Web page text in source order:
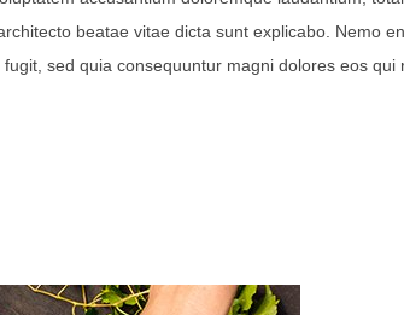
beatae vitae dicta sunt explicabo. Nemo
sed quia consequuntur magni dolores eos qui